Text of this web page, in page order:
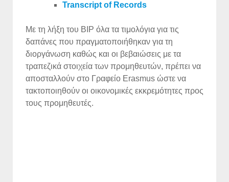
Transcript of Records
Με τη λήξη του ΒΙΡ όλα τα τιμολόγια για τις
δαπάνες που πραγματοποιήθηκαν για τη
διοργάνωση καθώς και οι βεβαιώσεις με τα
τραπεζικά στοιχεία των προμηθευτών, πρέπει να
αποσταλλούν στο Γραφείο Erasmus ώστε να
τακτοποιηθούν οι οικονομικές εκκρεμότητες προς
τους προμηθευτές.